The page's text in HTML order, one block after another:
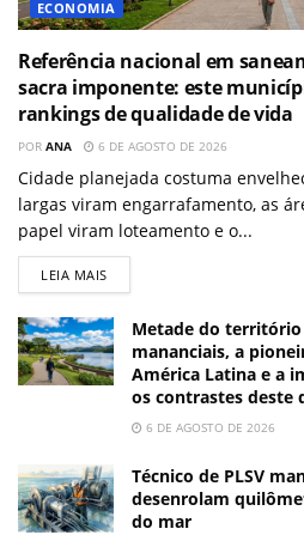
ECONOMIA
Referência nacional em
sacra imponente: este
rankings de qualidade de vida
POR ANA 6 DE AGOSTO DE 2026
Cidade planejada costuma
largas viram engarrafamento, as
papel viram loteamento e o...
LEIA MAIS
Metade do território
mananciais, a
América Latina e a
os contrastes deste
6 DE AGOSTO DE 2026
Técnico de PLSV
desenrolam
do mar